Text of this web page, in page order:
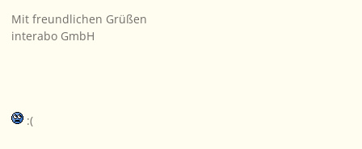
Mit freundlichen Grüßen
interabo GmbH
:(